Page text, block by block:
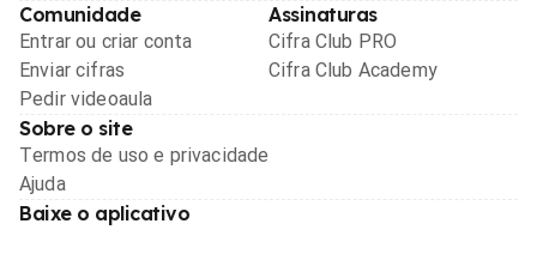
Comunidade
Entrar ou criar conta
Enviar cifras
Pedir videoaula
Assinaturas
Cifra Club PRO
Cifra Club Academy
Sobre o site
Termos de uso e privacidade
Ajuda
Baixe o aplicativo